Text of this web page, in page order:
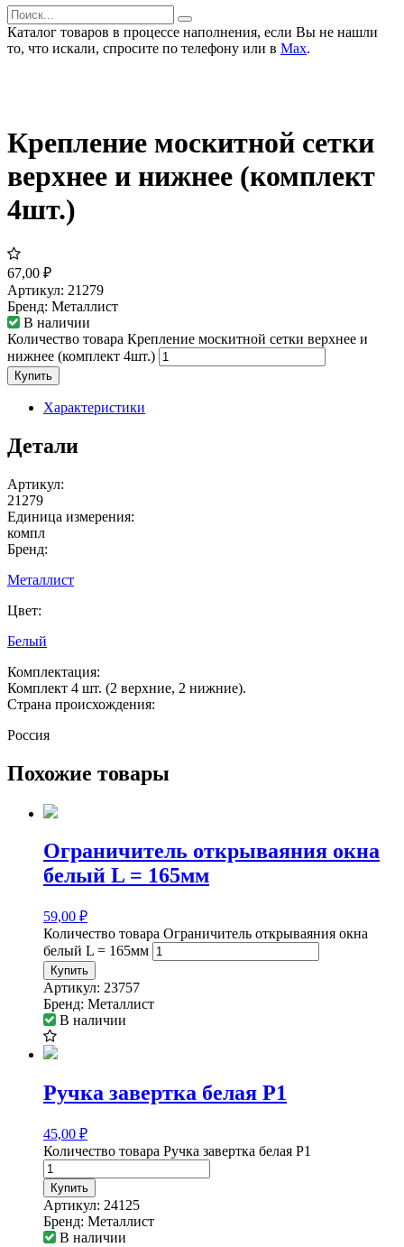
Каталог товаров в процессе наполнения, если Вы не нашли
то, что искали, спросите по телефону или в Мах.
Крепление москитной сетки
верхнее и нижнее (комплект
4шт.)
67,00 ₽
Артикул: 21279
Бренд: Металлист
В наличии
Количество товара Крепление москитной сетки верхнее и
нижнее (комплект 4шт.)
Купить
Характеристики
Детали
Артикул:
21279
Единица измерения:
компл
Бренд:
Металлист
Цвет:
Белый
Комплектация:
Комплект 4 шт. (2 верхние, 2 нижние).
Страна происхождения:
Россия
Похожие товары
Ограничитель открываяния окна
белый L = 165мм
59,00 ₽
Количество товара Ограничитель открываяния окна
белый L = 165мм
Купить
Артикул: 23757
Бренд: Металлист
В наличии
Ручка завертка белая Р1
45,00 ₽
Количество товара Ручка завертка белая Р1
Купить
Артикул: 24125
Бренд: Металлист
В наличии